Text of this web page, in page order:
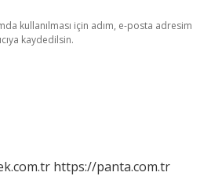
kullanılması için adım, e-posta adresim
kaydedilsin.
https://panta.com.tr